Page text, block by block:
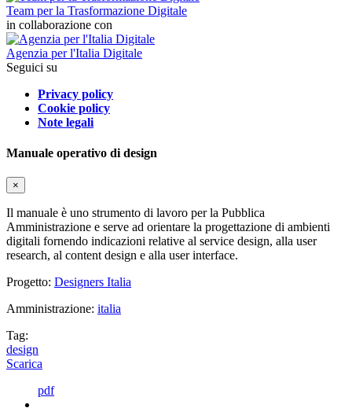
Team per la Trasformazione Digitale
in collaborazione con
Agenzia per l'Italia Digitale
Seguici su
Privacy policy
Cookie policy
Note legali
Manuale operativo di design
×
Il manuale è uno strumento di lavoro per la Pubblica
Amministrazione e serve ad orientare la progettazione di ambienti
digitali fornendo indicazioni relative al service design, alla user
research, al content design e alla user interface.
Progetto: Designers Italia
Amministrazione: italia
Tag:
design
Scarica
pdf